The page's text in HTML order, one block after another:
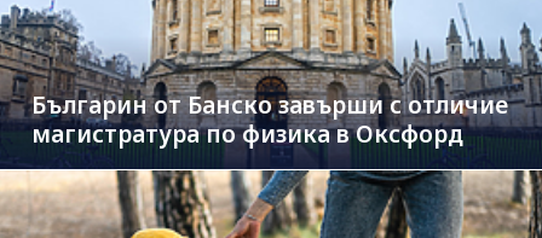
Българин от Банско завърши с отличие
магистратура по физика в Оксфорд